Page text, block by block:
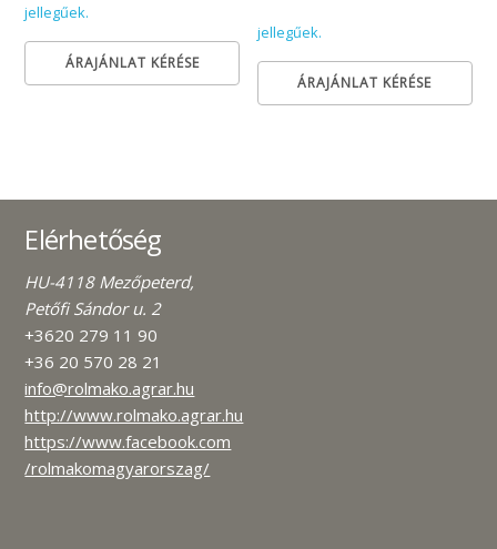
jellegűek.
ÁRAJÁNLAT KÉRÉSE
jellegűek.
ÁRAJÁNLAT KÉRÉSE
Elérhetőség
HU-4118 Mezőpeterd,
Petőfi Sándor u. 2
+3620 279 11 90
+36 20 570 28 21
info@rolmako.agrar.hu
http://www.rolmako.agrar.hu
https://www.facebook.com
/rolmakomagyarorszag/